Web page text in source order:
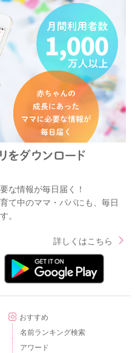
な情報が毎日届く！
て中のママ・パパにも、毎日
。
詳しくはこちら
おすすめ
名前ランキング検索
アワード